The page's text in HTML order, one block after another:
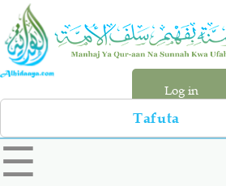
Skip
main
content
Log in
Search
left
sidebar
☰